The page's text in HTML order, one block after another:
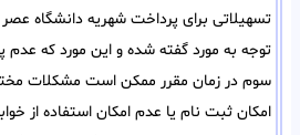
تسهیلاتی برای پرداخت شهریه دانشگاه
توجه به مورد گفته شده و این مورد که عدم
سوم در زمان مقرر ممکن است مشکلات
امکان ثبت نام یا عدم امکان استفاده از